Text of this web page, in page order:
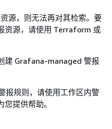
源，则无法再对其检索。要
资源，请使用 Terraform 或
建 Grafana-managed 警报
报规则，请使用工作区内警
提供帮助。